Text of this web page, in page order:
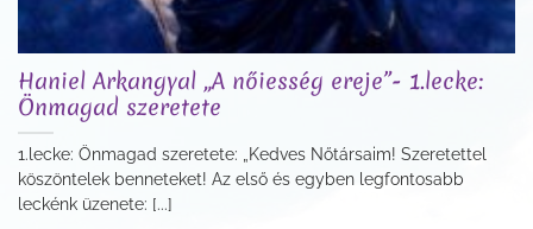
Haniel Arkangyal „A nőiesség ereje”- 1.lecke:
Önmagad szeretete
1.lecke: Önmagad szeretete: „Kedves Nőtársaim! Szeretettel
köszöntelek benneteket! Az első és egyben legfontosabb
leckénk üzenete: [...]